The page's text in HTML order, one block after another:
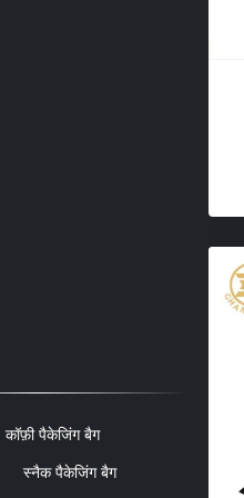
कॉफ़ी पैकेजिंग बैग
स्नैक पैकेजिंग बैग